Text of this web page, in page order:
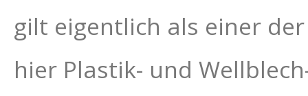
gilt eigentlich als einer
hier Plastik- und